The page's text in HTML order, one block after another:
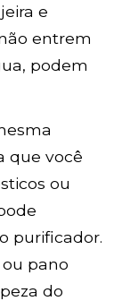
e
entrem
podem
que você
ou
purificador.
pano
do